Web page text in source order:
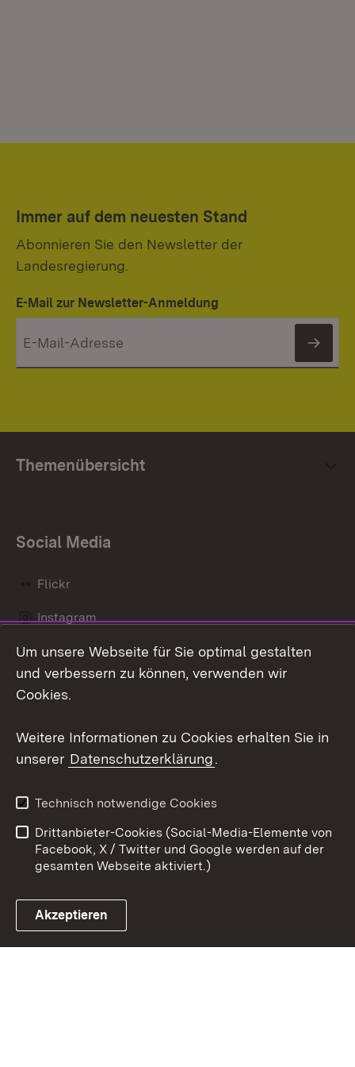
Immer auf dem neuesten Stand
Abonnieren Sie den Newsletter der
Landesregierung.
E-Mail zur Newsletter-Anmeldung
Themenübersicht
Social Media
Flickr
Instagram
Social Wall
Link zum Landesportal
Barrierefreiheit
Benutzungshinweise
Impressum
Cookies
Um unsere Webseite für Sie optimal gestalten
und verbessern zu können, verwenden wir
Cookies.
Weitere Informationen zu Cookies erhalten Sie in
unserer Datenschutzerklärung.
Technisch notwendige Cookies
Drittanbieter-Cookies (Social-Media-Elemente von
Facebook, X / Twitter und Google werden auf der
gesamten Webseite aktiviert.)
Akzeptieren